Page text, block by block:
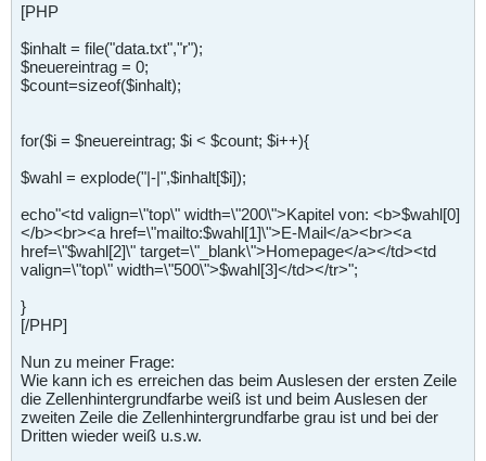
[PHP
$inhalt = file("data.txt","r");
$neuereintrag = 0;
$count=sizeof($inhalt);
for($i = $neuereintrag; $i < $count; $i++){
$wahl = explode("|-|",$inhalt[$i]);
echo"<td valign=\"top\" width=\"200\">Kapitel von: <b>$wahl[0]
</b><br><a href=\"mailto:$wahl[1]\">E-Mail</a><br><a
href=\"$wahl[2]\" target=\"_blank\">Homepage</a></td><td
valign=\"top\" width=\"500\">$wahl[3]</td></tr>";
}
[/PHP]
Nun zu meiner Frage:
Wie kann ich es erreichen das beim Auslesen der ersten Zeile
die Zellenhintergrundfarbe weiß ist und beim Auslesen der
zweiten Zeile die Zellenhintergrundfarbe grau ist und bei der
Dritten wieder weiß u.s.w.